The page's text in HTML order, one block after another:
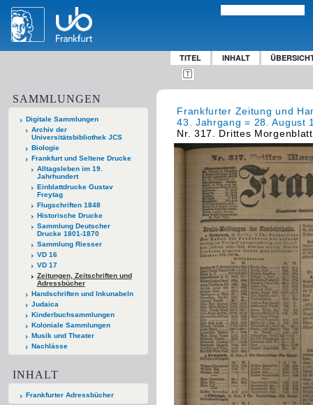
TITEL INHALT
SAMMLUNGEN
Digitale Sammlungen
Archiv der
Universitätsbibliothek JCS
Biologie
Frankfurt und Seltene Drucke
Alltagsleben im 19.
Jahrhundert
Einblattdrucke Gustav
Freytag
Flugschriften 1848
Historische Drucke
Sammlung Deutscher
Drucke 1801-1870
Sammlung Riesser
VD 16
VD 17
Zeitungen, Zeitschriften und
Adressbücher
Handschriften und Inkunabeln
Judaica
Kinderbuchsammlungen
Koloniale Sammlungen
Musik und Theater
Nachlässe
INHALT
Frankfurter Adressbücher
Frankfurter Zeitung und
43. Jahrgang = 28. August
Nr. 317. Drittes